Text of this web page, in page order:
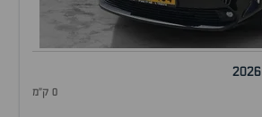
2026
0 ק"מ